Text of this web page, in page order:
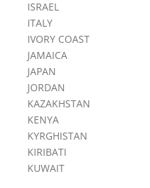
ISRAEL
ITALY
IVORY COAST
JAMAICA
JAPAN
JORDAN
KAZAKHSTAN
KENYA
KYRGHISTAN
KIRIBATI
KUWAIT